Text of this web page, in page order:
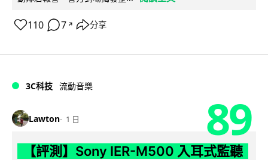
110 7 ↗ 分享
3C科技 流動音樂
Lawton 1 日 89
【評測】Sony IER-M500 入耳式監聽